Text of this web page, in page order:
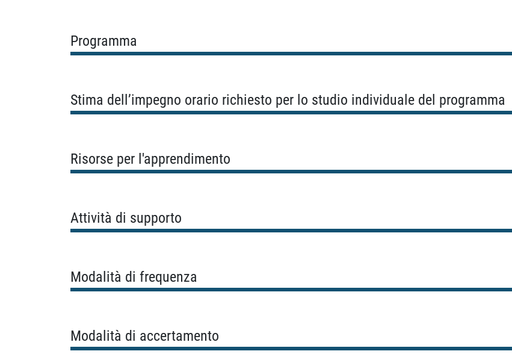
Programma
Stima dell’impegno orario richiesto per lo studio individuale del programma
Risorse per l'apprendimento
Attività di supporto
Modalità di frequenza
Modalità di accertamento